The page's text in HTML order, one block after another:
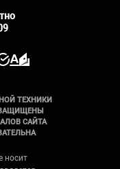
ТЕХНИКИ
ЗАЩИЩЕНЫ
САЙТА
носит